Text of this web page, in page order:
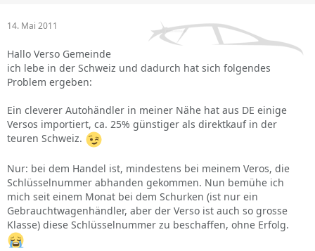
14. Mai 2011
Hallo Verso Gemeinde
ich lebe in der Schweiz und dadurch hat sich folgendes
Problem ergeben:
Ein cleverer Autohändler in meiner Nähe hat aus DE einige
Versos importiert, ca. 25% günstiger als direktkauf in der
teuren Schweiz.
Nur: bei dem Handel ist, mindestens bei meinem Veros, die
Schlüsselnummer abhanden gekommen. Nun bemühe ich
mich seit einem Monat bei dem Schurken (ist nur ein
Gebrauchtwagenhändler, aber der Verso ist auch so grosse
Klasse) diese Schlüsselnummer zu beschaffen, ohne Erfolg.